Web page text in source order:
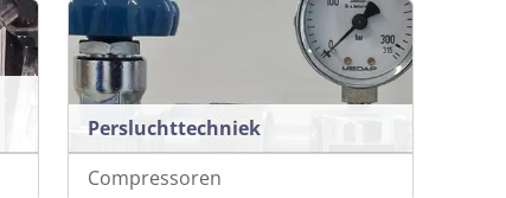
Persluchttechniek
Compressoren